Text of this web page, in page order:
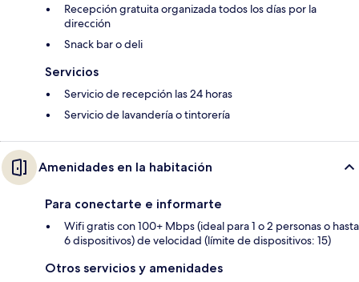
Recepción gratuita organizada todos los días por la
dirección
Snack bar o deli
Servicios
Servicio de recepción las 24 horas
Servicio de lavandería o tintorería
Amenidades en la habitación
Para conectarte e informarte
Wifi gratis con 100+ Mbps (ideal para 1 o 2 personas o hasta
6 dispositivos) de velocidad (límite de dispositivos: 15)
Otros servicios y amenidades